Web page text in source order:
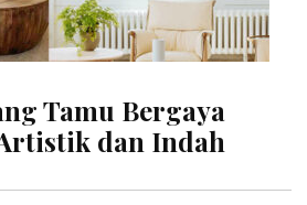
Tamu Bergaya
dan Indah